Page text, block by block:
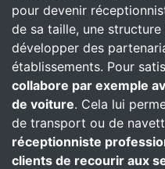
pour devenir
de sa taille, une
développer des
établissements. Pour
collabore par exemple
de voiture. Cela lui
de transport ou de
réceptionniste
clients de recourir aux